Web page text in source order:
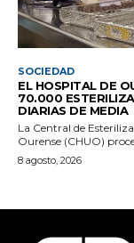
SOCIEDAD
EL HOSPITAL DE
70.000
DIARIAS DE MEDIA
La Central de
Ourense (CHUO)
8 agosto, 2026